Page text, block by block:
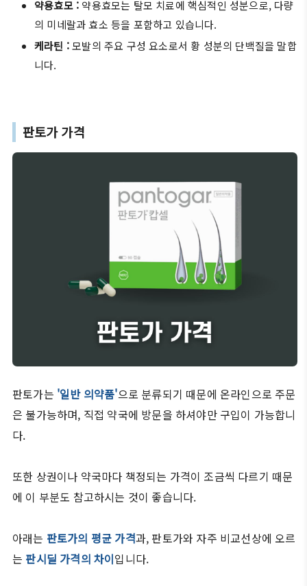
약용효모 : 약용효모는 탈모 치료에 핵심적인 성분으로, 다량
의 미네랄과 효소 등을 포함하고 있습니다.
케라틴 :모발의 주요 구성 요소로서 황 성분의 단백질을 말합
니다.
판토가 가격
판토가는 '일반 의약품'으로 분류되기 때문에 온라인으로 주문
은 불가능하며, 직접 약국에 방문을 하셔야만 구입이 가능합니
다.
또한 상권이나 약국마다 책정되는 가격이 조금씩 다르기 때문
에 이 부분도 참고하시는 것이 좋습니다.
아래는 판토가의 평균 가격과, 판토가와 자주 비교선상에 오르
는 판시딜 가격의 차이입니다.